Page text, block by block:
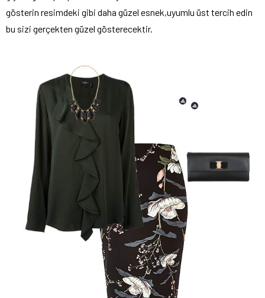
gösterin resimdeki gibi daha güzel esnek,uyumlu üst tercih edin
bu sizi gerçekten güzel gösterecektir.